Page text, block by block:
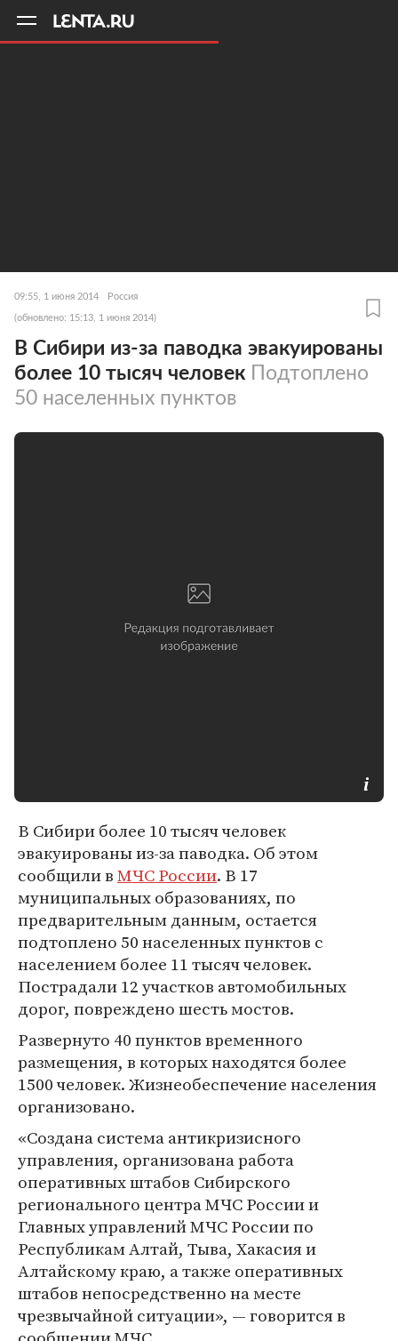
09:55, 1 июня 2014 Россия
(обновлено: 15:13, 1 июня 2014)
В Сибири из-за паводка эвакуированы
более 10 тысяч человек Подтоплено
50 населенных пунктов
В Сибири более 10 тысяч человек
эвакуированы из-за паводка. Об этом
сообщили вМЧС России. В 17
муниципальных образованиях, по
предварительным данным, остается
подтоплено 50 населенных пунктов с
населением более 11 тысяч человек.
Пострадали 12 участков автомобильных
дорог, повреждено шесть мостов.
Развернуто 40 пунктов временного
размещения, в которых находятся более
1500 человек. Жизнеобеспечение населения
организовано.
«Создана система антикризисного
управления, организована работа
оперативных штабов Сибирского
регионального центра МЧС России и
Главных управлений МЧС России по
Республикам Алтай, Тыва, Хакасия и
Алтайскому краю, а также оперативных
штабов непосредственно на месте
чрезвычайной ситуации», — говорится в